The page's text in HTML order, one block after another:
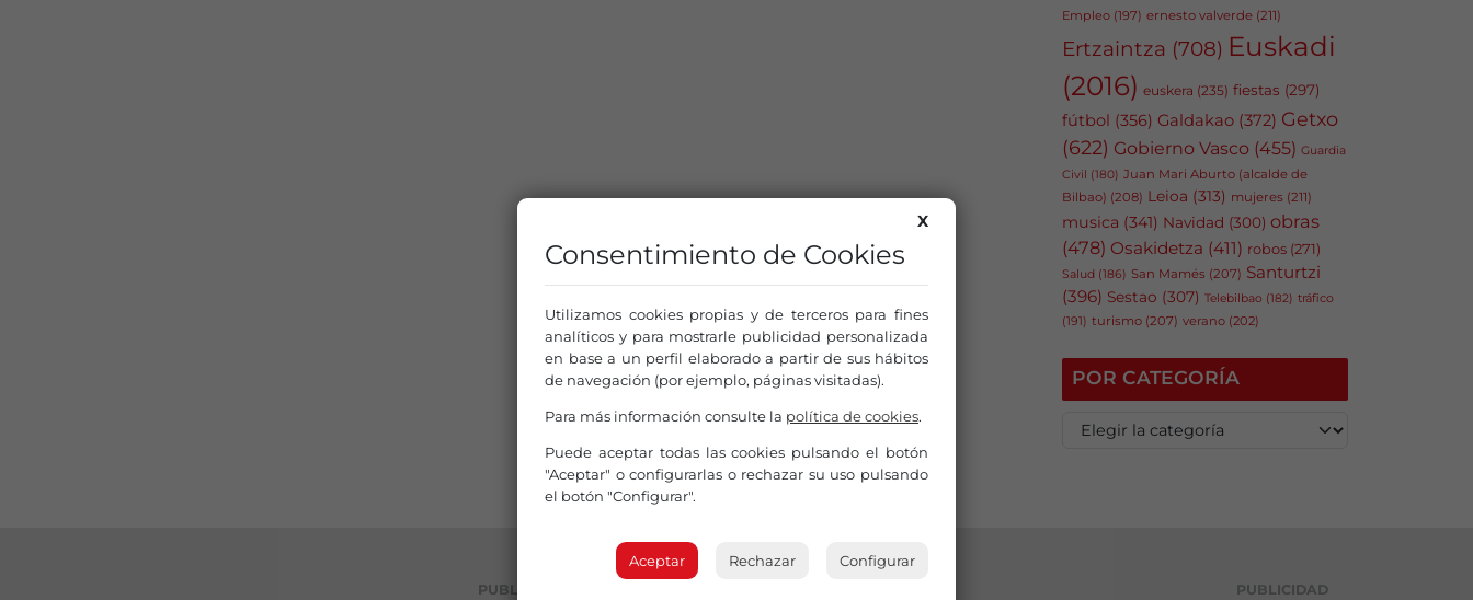
Empleo (197) ernesto valverde (211)
Ertzaintza (708) Euskadi
(2016) euskera (235) fiestas (297)
fútbol (356) Galdakao (372) Getxo
(622) Gobierno Vasco (455) Guardia
Civil (180) Juan Mari Aburto (alcalde de
Bilbao) (208) Leioa (313) mujeres (211)
musica (341) Navidad (300) obras
(478) Osakidetza (411) robos (271)
Salud (186) San Mamés (207) Santurtzi
(396) Sestao (307) Telebilbao (182) tráfico
(191) turismo (207) verano (202)
POR CATEGORÍA
PUBLICIDAD PUBLICIDAD
X
Consentimiento de Cookies
Utilizamos cookies propias y de terceros para fines
analíticos y para mostrarle publicidad personalizada
en base a un perfil elaborado a partir de sus hábitos
de navegación (por ejemplo, páginas visitadas).
Para más información consulte la política de cookies.
Puede aceptar todas las cookies pulsando el botón
"Aceptar" o configurarlas o rechazar su uso pulsando
el botón "Configurar".
Aceptar Rechazar Configurar